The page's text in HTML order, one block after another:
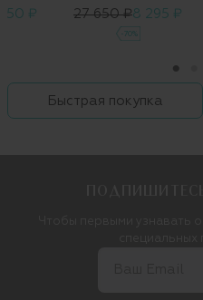
₽
27 650 ₽8 295 ₽
-70%
Быстрая покупка